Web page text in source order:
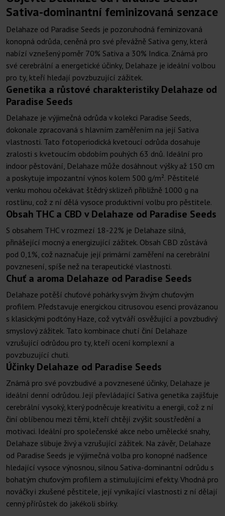
Sativa-dominantní feminizovaná senzace
Delahaze od Paradise Seeds je pozoruhodná feminizovaná
konopná odrůda, ceněná pro své převážně Sativa geny, která
nabízí vznešený poměr 70% Sativa a 30% Indica. Známá pro
své cerebrální a energetické účinky, Delahaze je ideální volbou
pro ty, kteří hledají povzbuzující zážitek.
Genetika a růstové charakteristiky Delahaze od
Paradise Seeds
Delahaze je výjimečná odrůda v kolekci Paradise Seeds,
dokonale zpracovaná s hlavním zaměřením na její Sativa
vlastnosti. Tato fotoperiodická kvetoucí odrůda dosahuje
zralosti s kvetoucím obdobím pouhých 63 dnů. Ideální pro
indoor pěstování, Delahaze může dosáhnout výšky až 150 cm
a poskytuje impozantní výnos kolem 500 g/m². Pěstitelé
venku mohou očekávat štědrý sklizeň přibližně 1000 g na
rostlinu, což z ní dělá vysoce produktivní volbu pro pěstitele.
Obsah THC a CBD v Delahaze od Paradise Seeds
S obsahem THC v rozmezí 18-22% je Delahaze silná,
přinášející mocný a energizující zážitek. Obsah CBD zůstává
pod 0,1%, což naznačuje její primární zaměření na cerebrální
povznesení, spíše než na terapeutické vlastnosti.
Chuť a aroma Delahaze od Paradise Seeds
Delahaze potěší chuťové pohárky svým živým chuťovým
profilem. Představuje energickou citrusovou esenci provázanou
s klasickými podtóny Haze, což vytváří osvěžující a povzbudivý
smyslový zážitek. Tato kombinace chutí činí Delahaze
vzrušující odrůdou pro ty, kteří ocení komplexní a
povzbuzující chuti.
Účinky Delahaze od Paradise Seeds
Známá pro své povzbudivé a povznesené účinky, Delahaze je
ideální denní odrůdou. Její převládající Sativa genetika zajišťuje
cerebrální vysoký, který podněcuje kreativitu a energii, což z ní
činí oblíbenou mezi těmi, kteří chtějí zvýšit soustředění a
motivaci. Ideální pro společenské akce nebo umělecké snahy,
Delahaze slibuje živý a vzrušující zážitek. Na závěr, Delahaze
od Paradise Seeds je výjimečná volba pro konopné nadšence
hledající vysoce výnosnou, silnou Sativa-dominantní odrůdu s
bohatým chuťovým profilem a stimulujícími efekty. Vhodná pro
nováčky i zkušené pěstitele, její vynikající vlastnosti z ní dělají
cenný přírůstek do jakékoli sbírky.